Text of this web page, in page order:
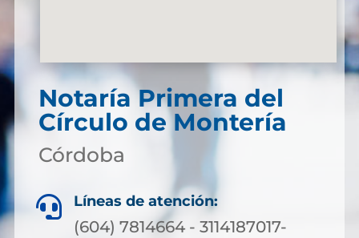
Notaría Primera del
Círculo de Montería
Córdoba
 Líneas de atención:
(604) 7814664 - 3114187017-